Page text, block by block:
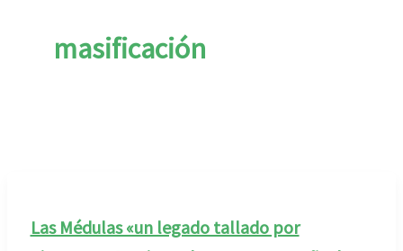
masificación
Las Médulas «un legado tallado por